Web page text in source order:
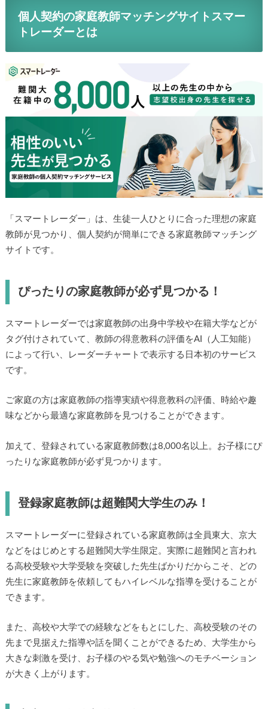
個人契約の家庭教師マッチングサイトスマー
トレーダーとは
「スマートレーダー」は、生徒一人ひとりに合った理想の家庭
教師が見つかり、個人契約が簡単にできる家庭教師マッチング
サイトです。
ぴったりの家庭教師が必ず見つかる！
スマートレーダーでは家庭教師の出身中学校や在籍大学などが
タグ付けされていて、教師の得意教科の評価をAI（人工知能）
によって行い、レーダーチャートで表示する日本初のサービス
です。
ご家庭の方は家庭教師の指導実績や得意教科の評価、時給や趣
味などから最適な家庭教師を見つけることができます。
加えて、登録されている家庭教師数は8,000名以上。お子様にぴ
ったりな家庭教師が必ず見つかります。
登録家庭教師は超難関大学生のみ！
スマートレーダーに登録されている家庭教師は全員東大、京大
などをはじめとする超難関大学生限定。実際に超難関と言われ
る高校受験や大学受験を突破した先生ばかりだからこそ、どの
先生に家庭教師を依頼してもハイレベルな指導を受けることが
できます。
また、高校や大学での経験などをもとにした、高校受験のその
先まで見据えた指導や話を聞くことができるため、大学生から
大きな刺激を受け、お子様のやる気や勉強へのモチベーション
が大きく上がります。